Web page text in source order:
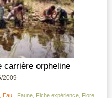
carrière orpheline
2009
Eau Faune Fiche expérience Flore